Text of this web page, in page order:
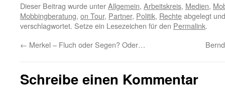
Dieser Beitrag wurde unterAllgemein, Arbeitskreis, Medien,
Mobbingberatung, on Tour, Partner, Politik, Rechteabgelegt
verschlagwortet. Setze ein Lesezeichen für den Permalink.
← Merkel – Fluch oder Segen? Oder…
Schreibe einen Kommentar